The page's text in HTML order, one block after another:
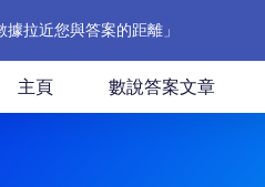
據拉近您與答案的距離」
主頁 數說答案文章